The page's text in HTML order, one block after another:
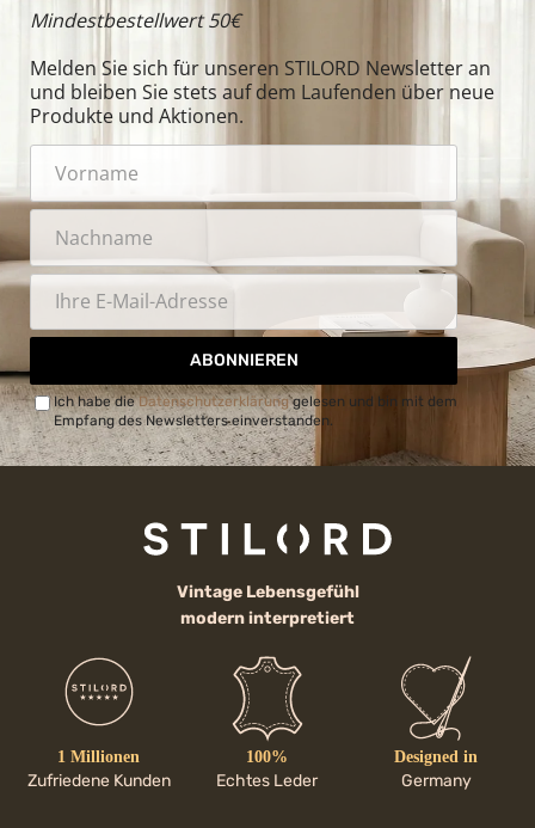
Mindestbestellwert 50€
Melden Sie sich für unseren STILORD Newsletter an
und bleiben Sie stets auf dem Laufenden über neue
Produkte und Aktionen.
ABONNIEREN
Ich habe dieDatenschutzerklärunggelesen und bin mit dem
Empfang des Newsletters einverstanden.
Vintage Lebensgefühl
modern interpretiert
1 Millionen
Zufriedene Kunden
100%
Echtes Leder
Designed in
Germany